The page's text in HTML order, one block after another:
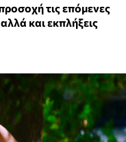
τις επόμενες
και εκπλήξεις